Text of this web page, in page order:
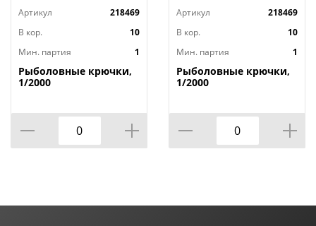
Артикул
218469
В кор.
10
Мин. партия
1
Рыболовные крючки,
1/2000
Артикул
218469
В кор.
10
Мин. партия
1
Рыболовные крючки,
1/2000